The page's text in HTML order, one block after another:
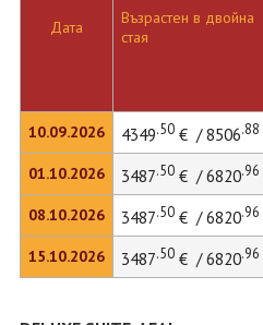
Дата
10.09.2026
01.10.2026
08.10.2026
15.10.2026
Възрастен в двойна
стая
4349.50€ / 8506.88
3487.50€ / 6820.96
3487.50€ / 6820.96
3487.50€ / 6820.96